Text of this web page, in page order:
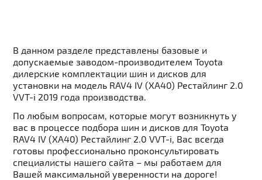
В данном разделе представлены базовые и
допускаемые заводом-производителем Toyota
дилерские комплектации шин и дисков для
установки на модель RAV4 IV (XA40) Рестайлинг 2.0
VVT-i 2019 года производства.
По любым вопросам, которые могут возникнуть у
вас в процессе подбора шин и дисков для Toyota
RAV4 IV (XA40) Рестайлинг 2.0 VVT-i, Вас всегда
готовы профессионально проконсультировать
специалисты нашего сайта – мы работаем для
Вашей максимальной уверенности на дороге!